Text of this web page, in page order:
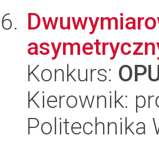
Konkurs:
Kierownik:
Politechnika